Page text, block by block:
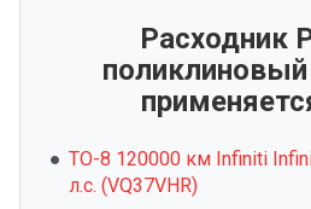
Расходник
ТО-8 120000 км Infiniti
л.с. (VQ37VHR)